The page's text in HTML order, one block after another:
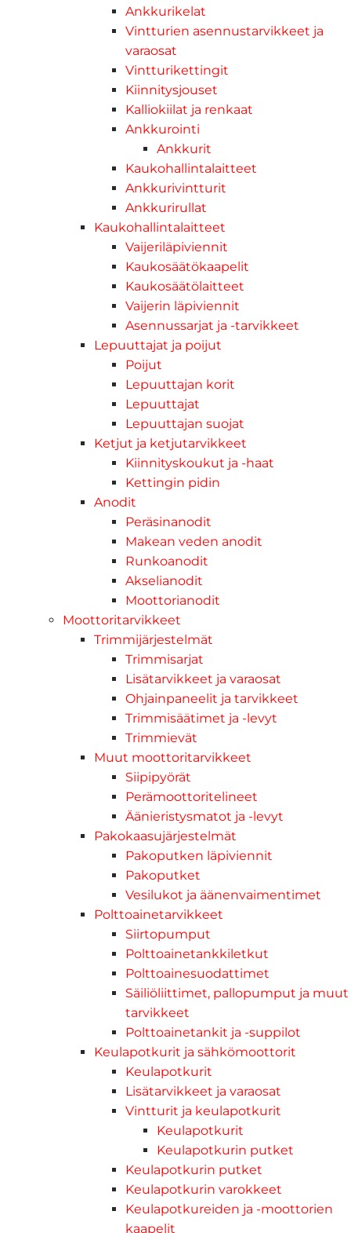
Ankkurikelat
Vintturien asennustarvikkeet ja
varaosat
Vintturikettingit
Kiinnitysjouset
Kalliokiilat ja renkaat
Ankkurointi
Ankkurit
Kaukohallintalaitteet
Ankkurivintturit
Ankkurirullat
Kaukohallintalaitteet
Vaijeriläpiviennit
Kaukosäätökaapelit
Kaukosäätölaitteet
Vaijerin läpiviennit
Asennussarjat ja -tarvikkeet
Lepuuttajat ja poijut
Poijut
Lepuuttajan korit
Lepuuttajat
Lepuuttajan suojat
Ketjut ja ketjutarvikkeet
Kiinnityskoukut ja -haat
Kettingin pidin
Anodit
Peräsinanodit
Makean veden anodit
Runkoanodit
Akselianodit
Moottorianodit
Moottoritarvikkeet
Trimmijärjestelmät
Trimmisarjat
Lisätarvikkeet ja varaosat
Ohjainpaneelit ja tarvikkeet
Trimmisäätimet ja -levyt
Trimmievät
Muut moottoritarvikkeet
Siipipyörät
Perämoottoritelineet
Äänieristysmatot ja -levyt
Pakokaasujärjestelmät
Pakoputken läpiviennit
Pakoputket
Vesilukot ja äänenvaimentimet
Polttoainetarvikkeet
Siirtopumput
Polttoainetankkiletkut
Polttoainesuodattimet
Säiliöliittimet, pallopumput ja muut
tarvikkeet
Polttoainetankit ja -suppilot
Keulapotkurit ja sähkömoottorit
Keulapotkurit
Lisätarvikkeet ja varaosat
Vintturit ja keulapotkurit
Keulapotkurit
Keulapotkurin putket
Keulapotkurin putket
Keulapotkurin varokkeet
Keulapotkureiden ja -moottorien
kaapelit